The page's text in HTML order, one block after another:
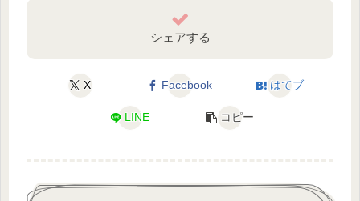
シェアする
X Facebook はてブ
LINE コピー